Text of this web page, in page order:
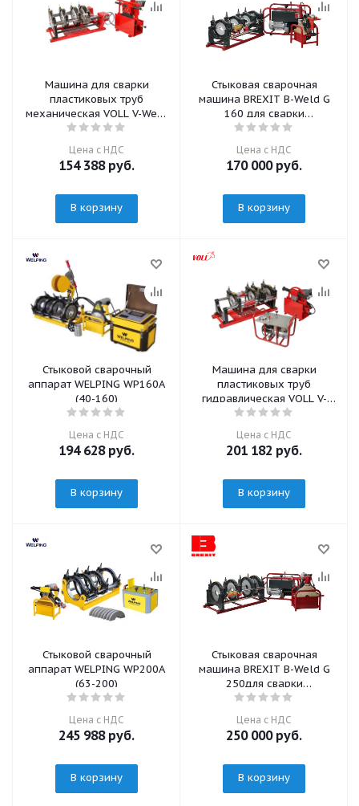
Машина для сварки
пластиковых труб
механическая VOLL V-Weld
ME250
Цена с НДС
154 388руб.
В корзину
Стыковая сварочная
машина BREXIT B-Weld G
160 для сварки
пластиковых труб
от 63 до 160мм
Цена с НДС
170 000руб.
В корзину
Стыковой сварочный
аппарат WELPING WP160A
(40-160)
Цена с НДС
194 628руб.
В корзину
Машина для сварки
пластиковых труб
гидравлическая VOLL V-
Weld G160
Цена с НДС
201 182 руб.
В корзину
Стыковой сварочный
аппарат WELPING WP200A
(63-200)
Цена с НДС
245 988руб.
В корзину
Стыковая сварочная
машина BREXIT B-Weld G
250для сварки
пластиковых труб
от 90 до 250 мм
Цена с НДС
250 000руб.
В корзину